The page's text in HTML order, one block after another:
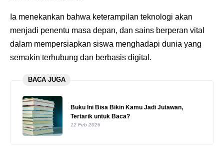
Ia menekankan bahwa keterampilan teknologi akan
menjadi penentu masa depan, dan sains berperan vital
dalam mempersiapkan siswa menghadapi dunia yang
semakin terhubung dan berbasis digital.
BACA JUGA
Buku Ini Bisa Bikin Kamu Jadi Jutawan,
Tertarik untuk Baca?
12 Feb 2026